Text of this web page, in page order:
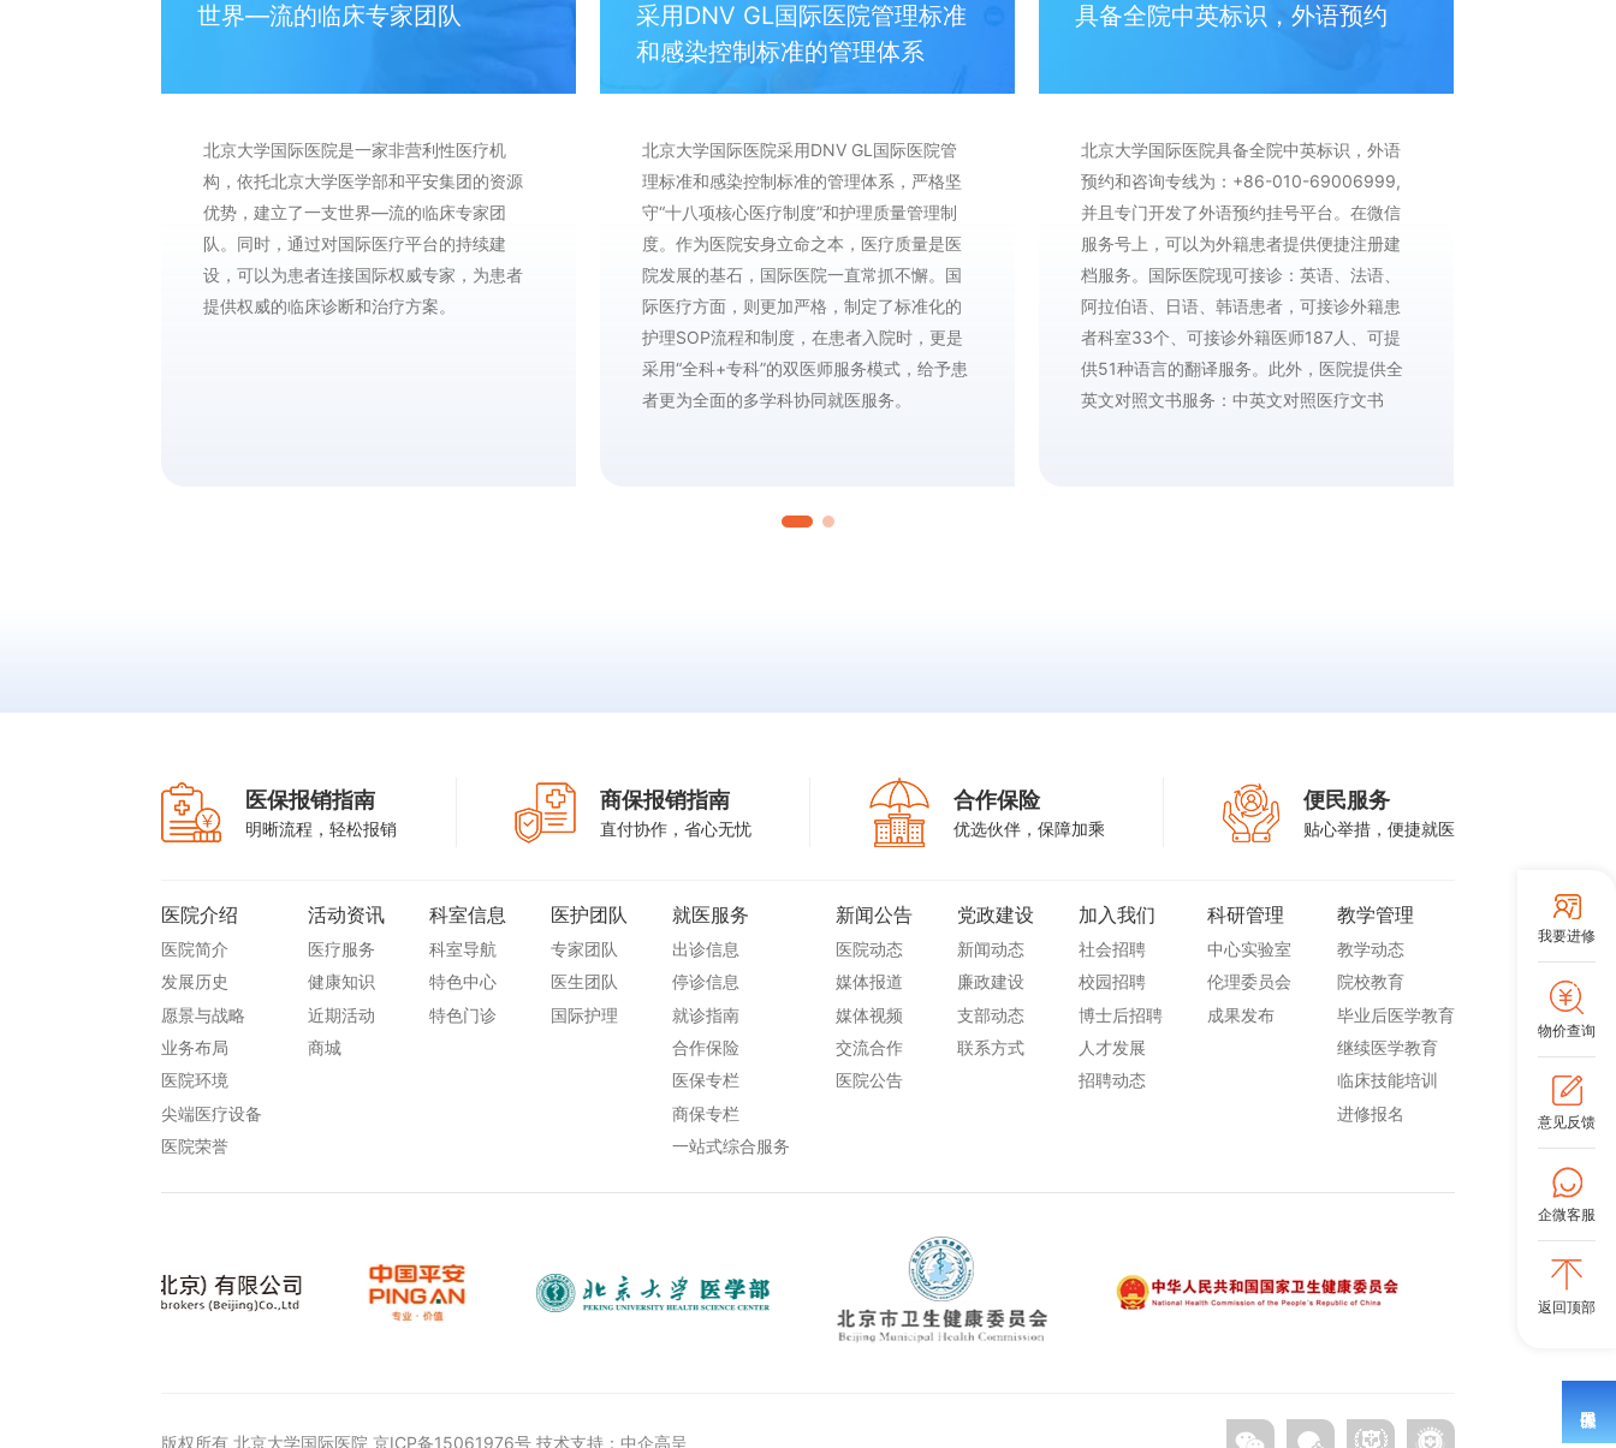
世界—流的临床专家团队
北京大学国际医院是一家非营利性医疗机
构，依托北京大学医学部和平安集团的资源
优势，建立了一支世界—流的临床专家团
队。同时，通过对国际医疗平台的持续建
设，可以为患者连接国际权威专家，为患者
提供权威的临床诊断和治疗方案。
采用DNV GL国际医院管理标准
和感染控制标准的管理体系
北京大学国际医院采用DNV GL国际医院管
理标准和感染控制标准的管理体系，严格坚
守“十八项核心医疗制度”和护理质量管理制
度。作为医院安身立命之本，医疗质量是医
院发展的基石，国际医院一直常抓不懈。国
际医疗方面，则更加严格，制定了标准化的
护理SOP流程和制度，在患者入院时，更是
采用“全科+专科”的双医师服务模式，给予患
者更为全面的多学科协同就医服务。
具备全院中英标识，外语预约
北京大学国际医院具备全院中英标识，外语
预约和咨询专线为：+86-010-69006999,
并且专门开发了外语预约挂号平台。在微信
服务号上，可以为外籍患者提供便捷注册建
档服务。国际医院现可接诊：英语、法语、
阿拉伯语、日语、韩语患者，可接诊外籍患
者科室33个、可接诊外籍医师187人、可提
供51种语言的翻译服务。此外，医院提供全
英文对照文书服务：中英文对照医疗文书
医保报销指南
明晰流程，轻松报销
商保报销指南
直付协作，省心无忧
合作保险
优选伙伴，保障加乘
便民服务
贴心举措，便捷就医
医院介绍
医院简介
发展历史
愿景与战略
业务布局
医院环境
尖端医疗设备
医院荣誉
活动资讯
医疗服务
健康知识
近期活动
商城
科室信息
科室导航
特色中心
特色门诊
医护团队
专家团队
医生团队
国际护理
就医服务
出诊信息
停诊信息
就诊指南
合作保险
医保专栏
商保专栏
一站式综合服务
新闻公告
医院动态
媒体报道
媒体视频
交流合作
医院公告
党政建设
新闻动态
廉政建设
支部动态
联系方式
加入我们
社会招聘
校园招聘
博士后招聘
人才发展
招聘动态
科研管理
中心实验室
伦理委员会
成果发布
教学管理
教学动态
院校教育
毕业后医学教育
继续医学教育
临床技能培训
进修报名
版权所有 北京大学国际医院 京ICP备15061976号技术支持：中企高呈
我要进修
物价查询
意见反馈
企微客服
返回顶部